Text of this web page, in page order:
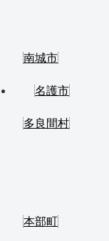
南城市
名護市
多良間村
本部町